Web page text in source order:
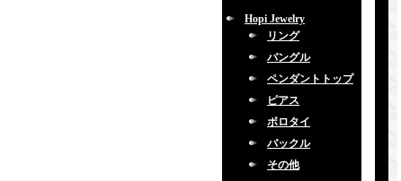
Hopi Jewelry
リング
バングル
ペンダントトップ
ピアス
ボロタイ
バックル
その他